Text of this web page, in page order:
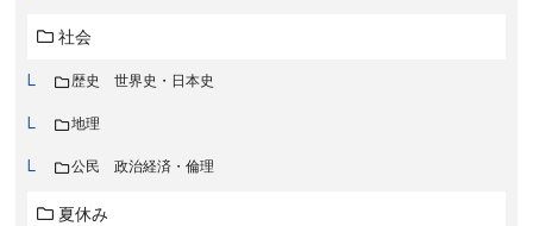
社会
歴史 世界史・日本史
地理
公民 政治経済・倫理
夏休み